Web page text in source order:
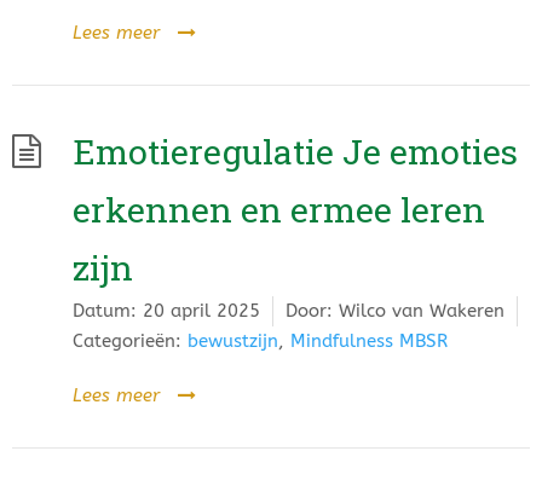
Lees meer
Emotieregulatie Je emoties
erkennen en ermee leren
zijn
Datum: 20 april 2025 Door: Wilco van Wakeren
Categorieën: bewustzijn, Mindfulness MBSR
Lees meer